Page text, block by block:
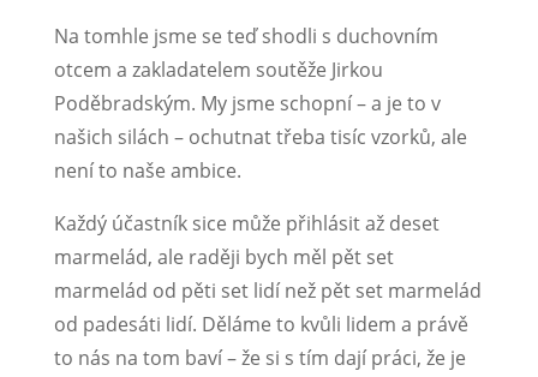
Na tomhle jsme se teď shodli s duchovním
otcem a zakladatelem soutěže Jirkou
Poděbradským. My jsme schopní – a je to v
našich silách – ochutnat třeba tisíc vzorků, ale
není to naše ambice.
Každý účastník sice může přihlásit až deset
marmelád, ale raději bych měl pět set
marmelád od pěti set lidí než pět set marmelád
od padesáti lidí. Děláme to kvůli lidem a právě
to nás na tom baví – že si s tím dají práci, že je